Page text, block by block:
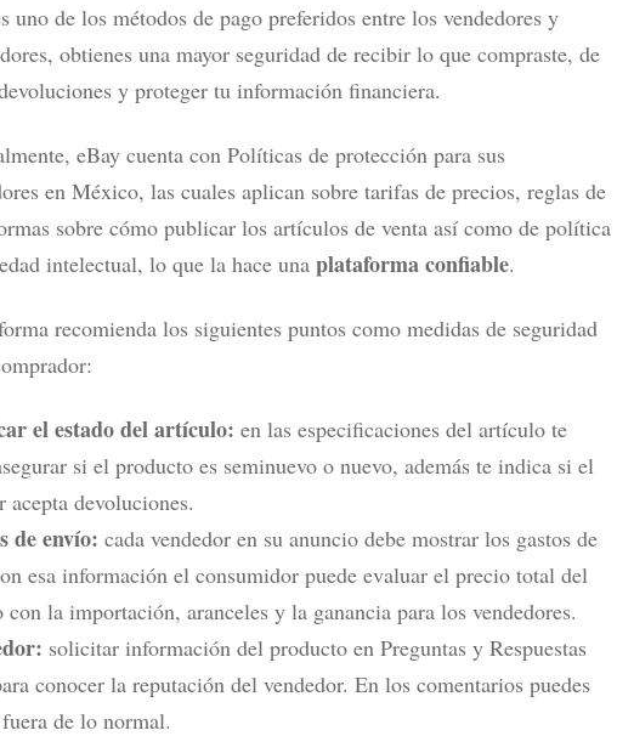
uno de los métodos de pago preferidos entre los vendedores y
obtienes una mayor seguridad de recibir lo que compraste, de
y proteger tu información financiera.
eBay cuenta con Políticas de protección para sus
en México, las cuales aplican sobre tarifas de precios, reglas de
sobre cómo publicar los artículos de venta así como de política
intelectual, lo que la hace una plataforma confiable.
recomienda los siguientes puntos como medidas de seguridad
el estado del artículo: en las especificaciones del artículo te
si el producto es seminuevo o nuevo, además te indica si el
acepta devoluciones.
de envío: cada vendedor en su anuncio debe mostrar los gastos de
esa información el consumidor puede evaluar el precio total del
con la importación, aranceles y la ganancia para los vendedores.
solicitar información del producto en Preguntas y Respuestas
conocer la reputación del vendedor. En los comentarios puedes
de lo normal.